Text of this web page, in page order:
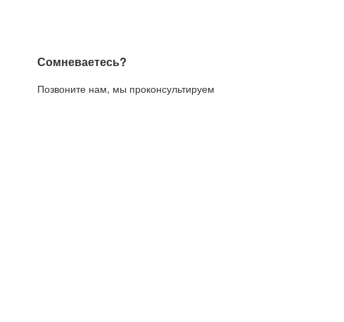
Сомневаетесь?
Позвоните нам, мы проконсультируем